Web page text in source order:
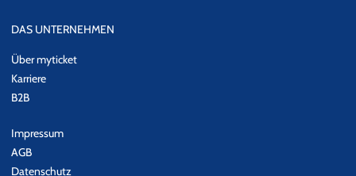
DAS UNTERNEHMEN
Über myticket
Karriere
B2B
Impressum
AGB
Datenschutz